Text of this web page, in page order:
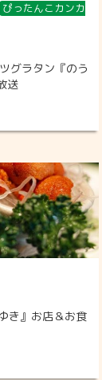
ぴったんこカンカ
グラタン『のう
送
き』お店＆お食